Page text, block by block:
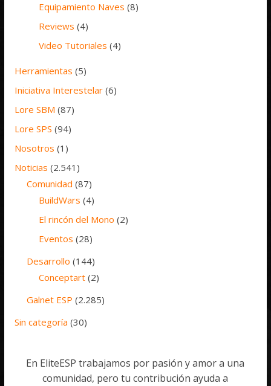
Equipamiento Naves (8)
Reviews (4)
Video Tutoriales (4)
Herramientas (5)
Iniciativa Interestelar (6)
Lore SBM (87)
Lore SPS (94)
Nosotros (1)
Noticias (2.541)
Comunidad (87)
BuildWars (4)
El rincón del Mono (2)
Eventos (28)
Desarrollo (144)
Conceptart (2)
Galnet ESP (2.285)
Sin categoría (30)
En EliteESP trabajamos por pasión y amor a una
comunidad, pero tu contribución ayuda a